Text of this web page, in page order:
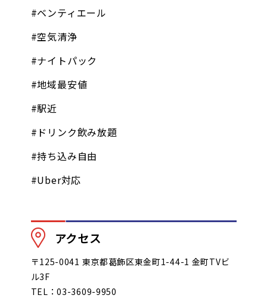
#ベンティエール
#空気清浄
#ナイトパック
#地域最安値
#駅近
#ドリンク飲み放題
#持ち込み自由
#Uber対応
アクセス
〒125-0041 東京都葛飾区東金町1-44-1 金町TVビ
ル3F
TEL：03-3609-9950